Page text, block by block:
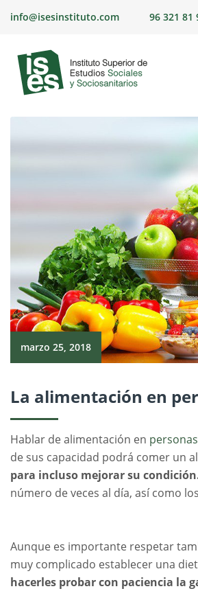
info@isesinstituto.com 96 321 81
marzo 25, 2018
La alimentación en
Hablar de alimentación en
de sus capacidad podrá comer un
para incluso mejorar su
número de veces al día, así como
Aunque es importante respetar
muy complicado establecer una
hacerles probar con paciencia la